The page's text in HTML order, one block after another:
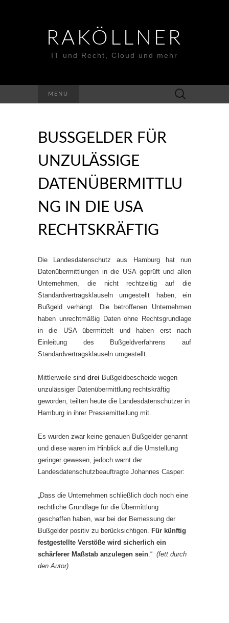
RAKÖLLNER
IT und Recht, Cloud und mehr
MENU
Suchen
nach:
BUSSGELDER FÜR U
NZULÄSSIGE D
ATENÜBERMITTLUN
G IN DIE USA R
ECHTSKRÄFTIG
Die Landesdatenschutz aus Hamburg hat nun
Datenübermittlungen in die USA geprüft und allen
Unternehmen, die nicht rechtzeitig auf die
Standardvertragsklauseln umgestellt haben, ein
Bußgeld verhängt. Die betroffenen Unternehmen
haben unrechtmäßig Daten ohne Rechtsgrundlage
in die USA übermittelt und haben erst nach
Einleitung des Bußgeldverfahrens auf
Standardvertragsklauseln umgestellt.
Mittlerweile sind drei Bußgeldbescheide wegen
unzulässiger Datenübermittlung rechtskräftig
geworden, teilten heute die Landesdatenschützer in
Hamburg in ihrer Pressemitteilung mit.
Es wurden zwar keine genauen Bußgelder genannt
und diese waren im Hinblick auf die Umstellung
geringer gewesen, jedoch warnt der
Landesdatenschutzbeauftragte Johannes Casper:
„Dass die Unternehmen schließlich doch noch eine
rechtliche Grundlage für die Übermittlung
geschaffen haben, war bei der Bemessung der
Bußgelder positiv zu berücksichtigen. Für künftig
festgestellte Verstöße wird sicherlich ein
schärferer Maßstab anzulegen sein.“ (fett durch
den Autor)